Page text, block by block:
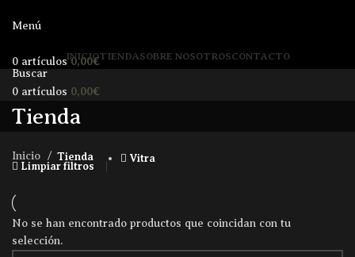
Menú
0 artículos 0,00€
INICIOTIENDASOBRE NOSOTROSCONTACTO
Buscar
0 artículos 0,00€
Tienda
Inicio Tienda
Limpiar filtros
Vitra
No se han encontrado productos que coincidan con tu
selección.